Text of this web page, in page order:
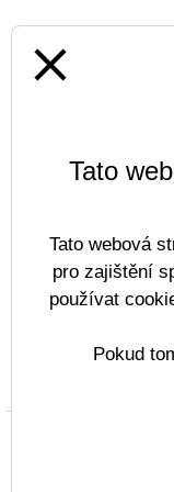
close
Tato
Tato webová
pro zajištění
používat
Pokud